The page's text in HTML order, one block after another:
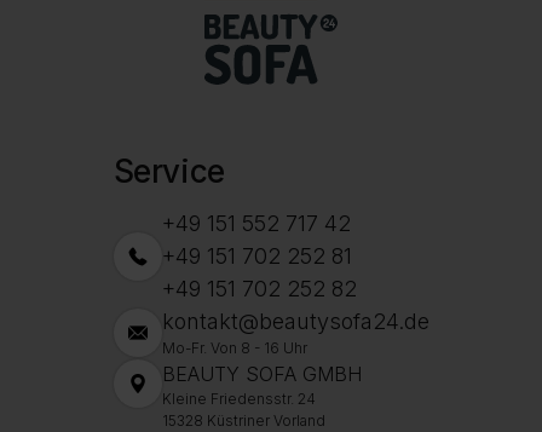
Service
+49 151 552 717 42
+49 151 702 252 81
+49 151 702 252 82
kontakt@beautysofa24.de
Mo-Fr. Von 8 - 16 Uhr
BEAUTY SOFA GMBH
Kleine Friedensstr. 24
15328 Küstriner Vorland